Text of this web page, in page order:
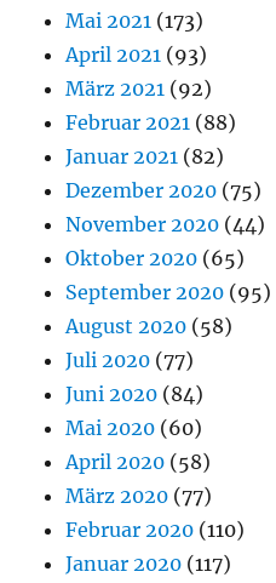
Mai 2021 (173)
April 2021 (93)
März 2021 (92)
Februar 2021 (88)
Januar 2021 (82)
Dezember 2020 (75)
November 2020 (44)
Oktober 2020 (65)
September 2020 (95)
August 2020 (58)
Juli 2020 (77)
Juni 2020 (84)
Mai 2020 (60)
April 2020 (58)
März 2020 (77)
Februar 2020 (110)
Januar 2020 (117)